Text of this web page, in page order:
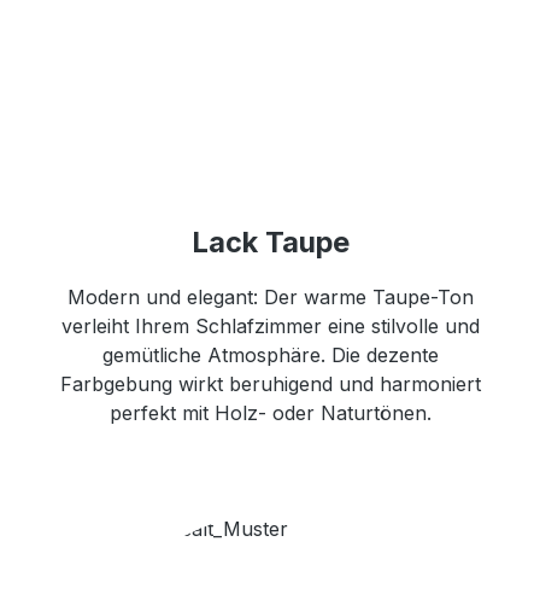
Lack Taupe
Modern und elegant: Der warme Taupe-Ton
verleiht Ihrem Schlafzimmer eine stilvolle und
gemütliche Atmosphäre. Die dezente
Farbgebung wirkt beruhigend und harmoniert
perfekt mit Holz- oder Naturtönen.